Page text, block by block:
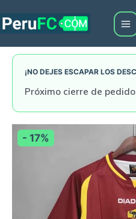
to
¡NO DEJES ESCAPAR LOS
Próximo cierre de
- 17%